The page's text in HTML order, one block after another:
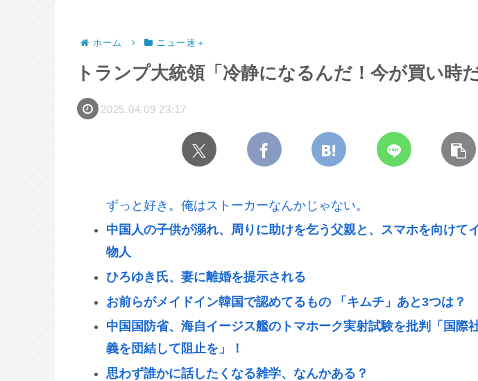
ホーム ニュー速＋
トランプ大統領「冷静になるんだ！今が買い時だ
2025.04.09 23:17
ずっと好き。俺はストーカーなんかじゃない。
中国人の子供が溺れ、周りに助けを乞う父親と、スマホを向けて
物人
ひろゆき氏、妻に離婚を提示される
お前らがメイドイン韓国で認めてるもの 「キムチ」あと3つは？
中国国防省、海自イージス艦のトマホーク実射試験を批判「国際
義を団結して阻止を」！
思わず誰かに話したくなる雑学、なんかある？